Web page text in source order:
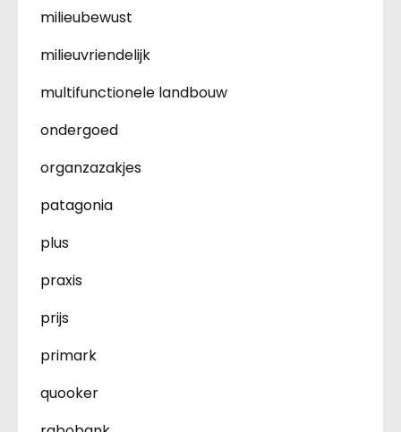
milieubewust
milieuvriendelijk
multifunctionele landbouw
ondergoed
organzazakjes
patagonia
plus
praxis
prijs
primark
quooker